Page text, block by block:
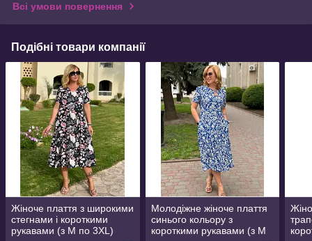
Всі умови повернення
Подібні товари компанії
Жіноче плаття з широкими
стегнами і короткими
рукавами (з M по 3XL)
Молодіжне жіноче плаття
синього кольору з
короткими рукавами (з M